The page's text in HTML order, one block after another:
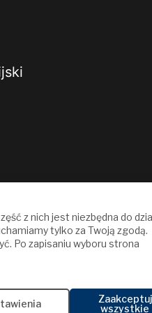
z nich jest niezbędna do
tylko za Twoją zgodą.
Po zapisaniu wyboru strona
się w nowej karcie)
Zaakceptuj
wszystkie